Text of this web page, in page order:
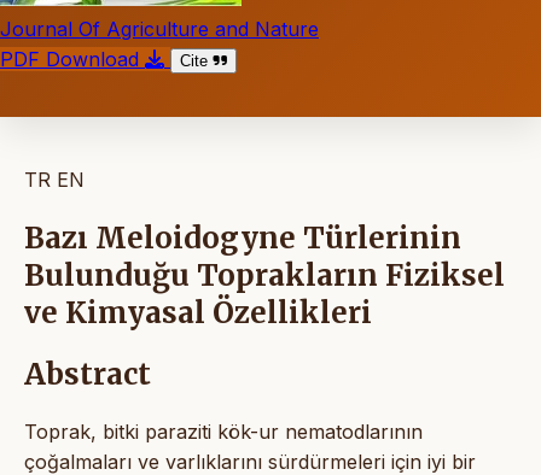
Journal Of Agriculture and Nature
PDF Download
Cite
TR EN
Bazı Meloidogyne Türlerinin
Bulunduğu Toprakların Fiziksel
ve Kimyasal Özellikleri
Abstract
Toprak, bitki paraziti kök-ur nematodlarının
çoğalmaları ve varlıklarını sürdürmeleri için iyi bir